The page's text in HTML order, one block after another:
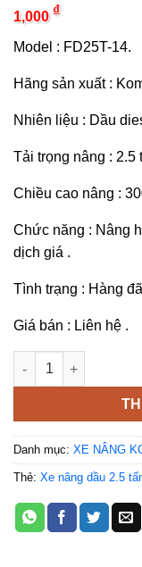
1,000 ₫
Model : FD25T-14.
Hãng sản xuất :
Nhiên liệu : Dầu
Tải trọng nâng : 2.5
Chiều cao nâng :
Chức năng : Nâng
dịch giá .
Tình trạng : Hàng
Giá bán : Liên hệ .
Xe nâng Komatsu
Danh mục: XE NÂNG
Thẻ: Xe nâng dầu 2.5